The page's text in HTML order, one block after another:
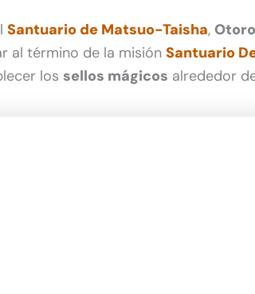
Santuario de Matsuo-Taisha,
al término de la misión Santuario
los sellos mágicos alrededor